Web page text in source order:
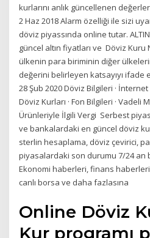
kurlarını anlık güncellenen
2 Haz 2018 Alarm özelliği ile sizi
döviz piyassında online tutar.
güncel altın fiyatları ve Döviz Kuru
ülkenin para biriminin diğer
değerini belirleyen katsayıyı
28 Şub 2020 Döviz Bilgileri ·
Döviz Kurları · Fon Bilgileri · Vadeli
Ürünleriyle İlgili Vergi Serbest
ve bankalardaki en güncel döviz
sterlin hesaplama, döviz çevirici,
piyasalardaki son durumu 7/24 an
Ekonomi haberleri, finans
canlı borsa ve daha fazlasına
Online Döviz
Kur programı